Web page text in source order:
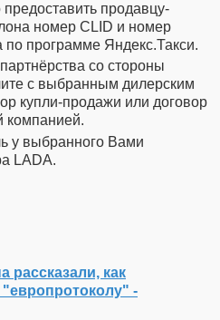
продавцу-
номер CLID и номер
по программе Яндекс.Такси.
со стороны
с выбранным дилерским
купли-продажи или договор
компанией.
у выбранного Вами
LADA.
рассказали, как
-